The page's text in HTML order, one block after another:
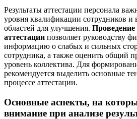
Результаты аттестации персонала
уровня квалификации сотрудников
областей для улучшения. Проведение
аттестации позволяет руководству
информацию о слабых и сильных
сотрудника, а также оценить общий
уровень коллектива. Для
рекомендуется выделить основные
процессе аттестации.
Основные аспекты, на
внимание при анализе